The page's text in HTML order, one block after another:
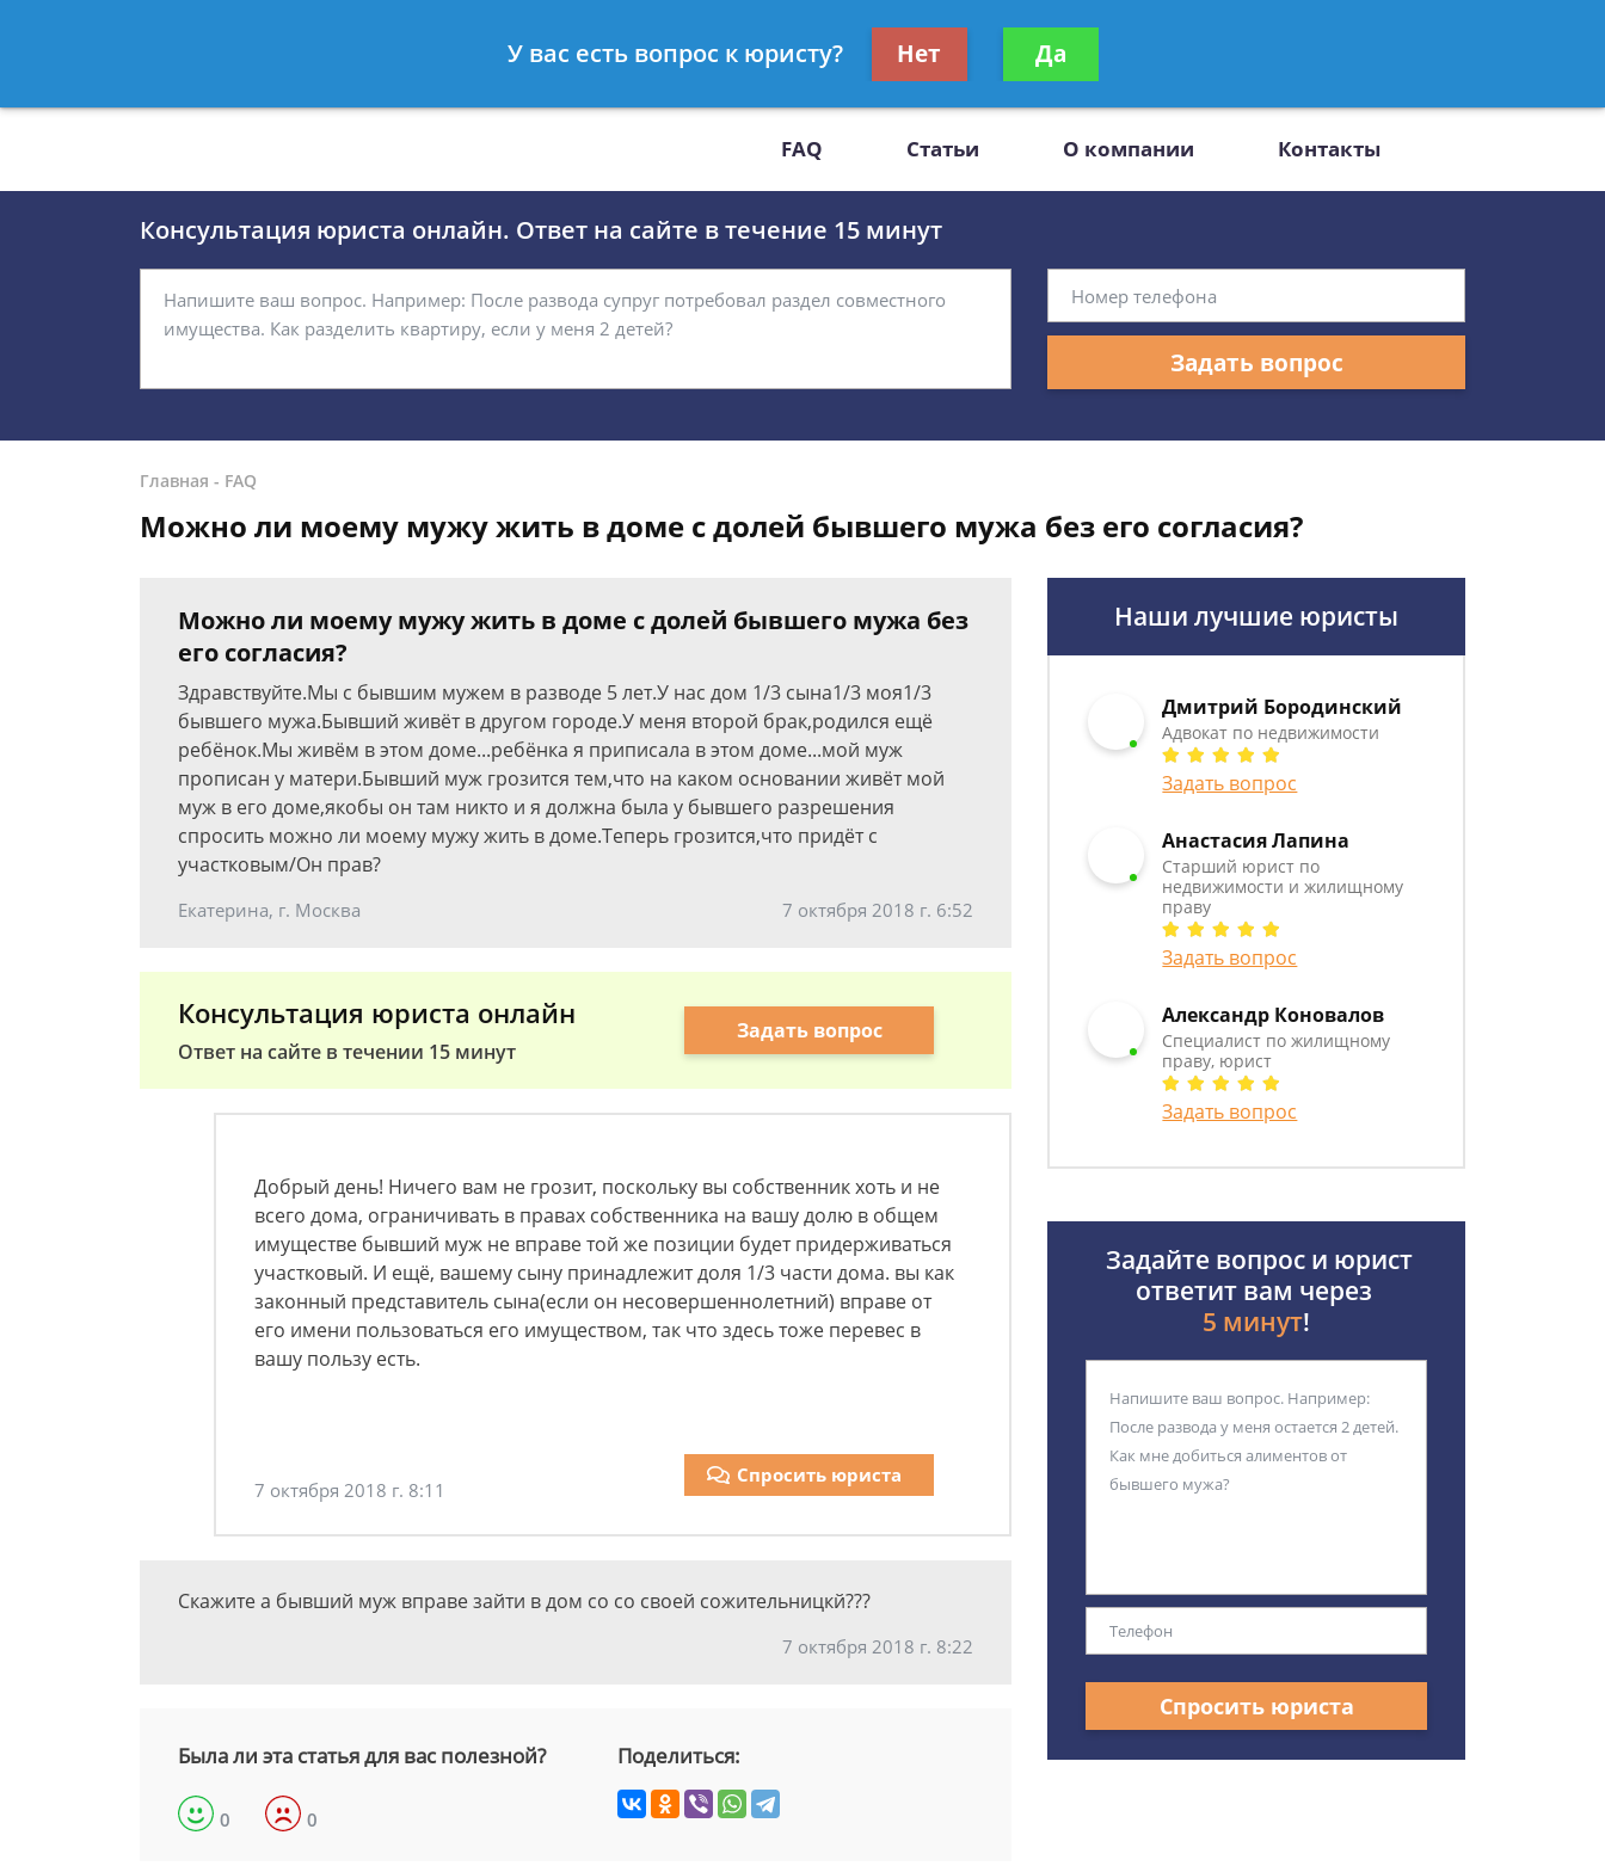
8 812 509-27-47
Получите консультацию
бесплатно
FAQ Статьи О компании Контакты
Консультация юриста онлайн. Ответ на сайте в течение 15 минут
Задать вопрос
Главная - FAQ
Можно ли моему мужу жить в доме с долей бывшего мужа без его согласия?
Можно ли моему мужу жить в доме с долей бывшего мужа без
его согласия?
Здравствуйте.Мы с бывшим мужем в разводе 5 лет.У нас дом 1/3 сына1/3 моя1/3
бывшего мужа.Бывший живёт в другом городе.У меня второй брак,родился ещё
ребёнок.Мы живём в этом доме...ребёнка я приписала в этом доме...мой муж
прописан у матери.Бывший муж грозится тем,что на каком основании живёт мой
муж в его доме,якобы он там никто и я должна была у бывшего разрешения
спросить можно ли моему мужу жить в доме.Теперь грозится,что придёт с
участковым/Он прав?
Екатерина, г. Москва 7 октября 2018 г. 6:52
Консультация юриста онлайн
Ответ на сайте в течении 15 минут
Задать вопрос
Добрый день! Ничего вам не грозит, поскольку вы собственник хоть и не
всего дома, ограничивать в правах собственника на вашу долю в общем
имуществе бывший муж не вправе той же позиции будет придерживаться
участковый. И ещё, вашему сыну принадлежит доля 1/3 части дома. вы как
законный представитель сына(если он несовершеннолетний) вправе от
его имени пользоваться его имуществом, так что здесь тоже перевес в
вашу пользу есть.
7 октября 2018 г. 8:11
Спросить юриста
Скажите а бывший муж вправе зайти в дом со со своей сожительницкй???
7 октября 2018 г. 8:22
Была ли эта статья для вас полезной?
0 0
Поделиться:
Наши лучшие юристы
Дмитрий Бородинский
Адвокат по недвижимости
Задать вопрос
Анастасия Лапина
Старший юрист по
недвижимости и жилищному
праву
Задать вопрос
Александр Коновалов
Специалист по жилищному
праву, юрист
Задать вопрос
Задайте вопрос и юрист
ответит вам через
5 минут!
Спросить юриста
У вас есть вопрос к юристу? Нет Да